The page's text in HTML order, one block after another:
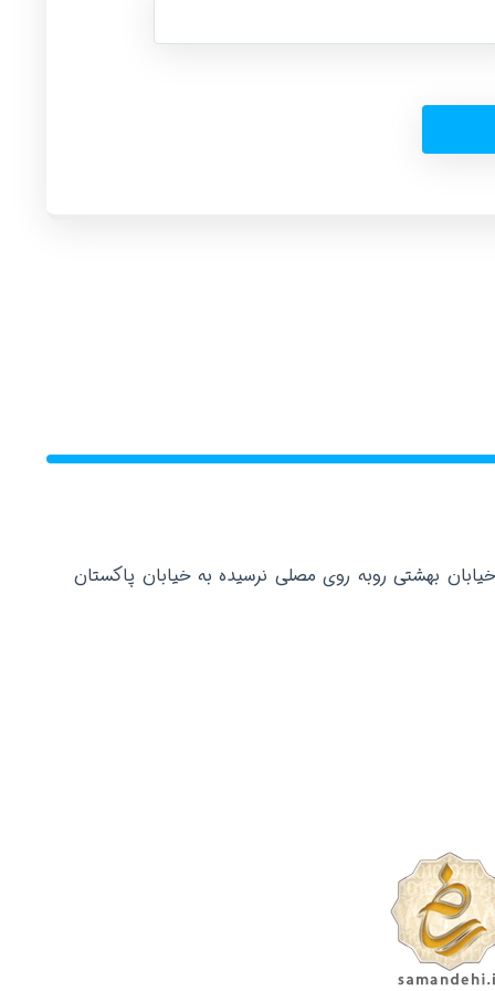
بهشتی روبه روی مصلی نرسیده به خیابان پاکستان